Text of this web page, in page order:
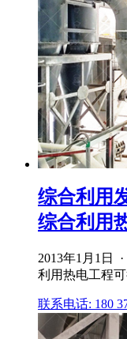
综合利用
综合利用
2013年1月1日
利用热电工程
联系电话: 180